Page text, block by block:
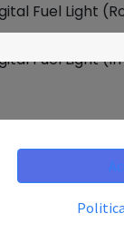
Fuel Light
Fuel Light